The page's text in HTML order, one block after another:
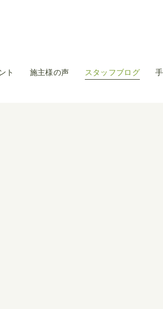
ト 施主様の声 スタッフブログ